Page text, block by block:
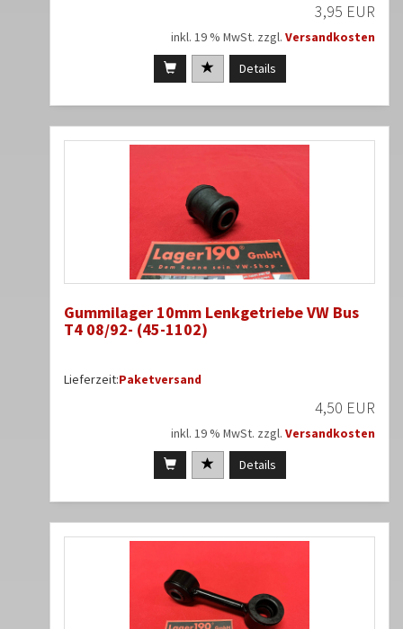
3,95 EUR
inkl. 19 % MwSt. zzgl. Versandkosten
Details
Gummilager 10mm Lenkgetriebe VW Bus
T4 08/92- (45-1102)
Lieferzeit:Paketversand
4,50 EUR
inkl. 19 % MwSt. zzgl. Versandkosten
Details